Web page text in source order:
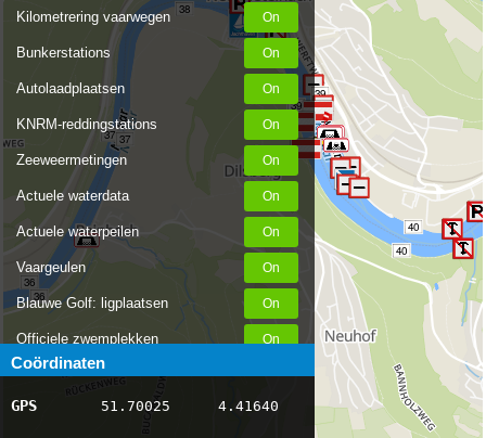
Kilometrering vaarwegen
Bunkerstations
Autolaadplaatsen
KNRM-reddingstations
Zeeweermetingen
Actuele waterdata
Actuele waterpeilen
Vaargeulen
Blauwe Golf: ligplaatsen
Officiele zwemplekken
Stremmingen/hinder
AIS scheepsposities
Coördinaten
GPS 51.70025 4.41640
36
36
37
37
38
39
39
40
40